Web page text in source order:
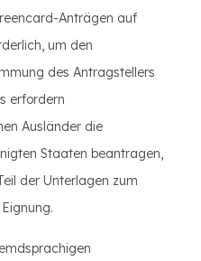
Anträgen auf
um den
des Antragstellers
erfordern
Ausländer die
Staaten beantragen,
der Unterlagen zum